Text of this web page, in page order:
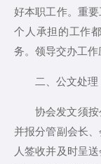
好本职工作。重
个人承担的工作
务。领导交办工作
二、公文处理
协会发文须
并报分管副会长
人签收并及时呈